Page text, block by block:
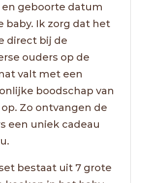
en geboorte datum
baby. Ik zorg dat het
direct bij de
ouders op de
valt met een
boodschap van
Zo ontvangen de
een uniek cadeau
bestaat uit 7 grote